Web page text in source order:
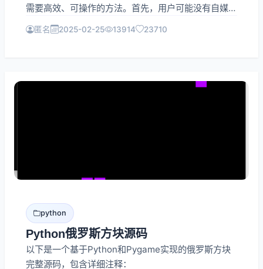
需要高效、可操作的方法。首先，用户可能没有自媒体
经验，所以步骤要详细但不过于复杂。需要涵盖定位、
内容形式、平台选择、冷启动技巧、时间管理、变现途
匿名 2025-02-25 13914 23710
python
Python俄罗斯方块源码
以下是一个基于Python和Pygame实现的俄罗斯方块
完整源码，包含详细注释：